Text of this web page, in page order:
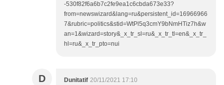
-530f82f6a6b7c2fe9ea1c6cbda673e33?
from=newswizard&lang=ru&persistent_id=16966966
7&rubric=politics&stid=WtPl5q3cmY9bNmHTiz7h&w
an=1&wizard=story&_x_tr_sl=ru&_x_tr_tl=en&_x_tr_
hl=ru&_x_tr_pto=nui
D Dunitatif 20/11/2021 17:10